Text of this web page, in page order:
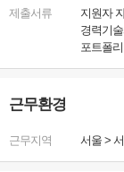
제출서류
지원자
경력기
포트폴
근무환경
근무지역 서울 >